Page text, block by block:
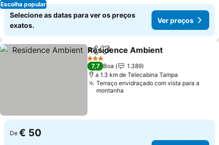
Escolha popular
Selecione as datas para ver os preços
exatos.
Ver preços
PartilharAdicionar aos favoritos
Residence Ambient
3 Estrelas
7,7 Boa
1.389
a 1.3 km de Telecabina Tampa
Terraço envidraçado com vista para a
montanha
De € 50